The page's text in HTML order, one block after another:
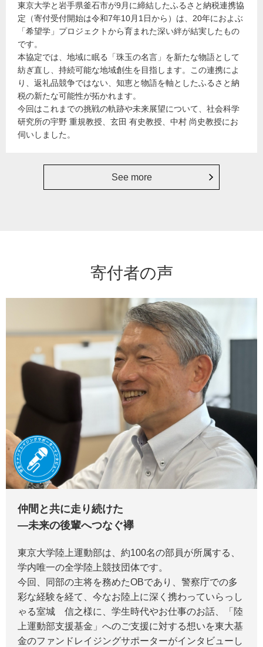
東京大学と岩手県釜石市が9月に締結したふるさと納税連携協
定（寄付受付開始は令和7年10月1日から）は、20年におよぶ
「希望学」プロジェクトから育まれた深い絆が結実したもの
です。
本協定では、地域に眠る「珠玉の名言」を新たな物語として
紡ぎ直し、持続可能な地域創生を目指します。この連携によ
り、返礼品競争ではない、知恵と物語を軸としたふるさと納
税の新たな可能性が拓かれます。
今回はこれまでの挑戦の軌跡や未来展望について、社会科学
研究所の宇野 重規教授、玄田 有史教授、中村 尚史教授にお
伺いしました。
See more
寄付者の声
仲間と共に走り続けた
―未来の後輩へつなぐ襷
東京大学陸上運動部は、約100名の部員が所属する、
学内唯一の全学陸上競技団体です。
今回、同部の主将を務めたOBであり、警察庁での多
彩な経験を経て、今なお陸上に深く携わっていらっし
ゃる室城 信之様に、学生時代やお仕事のお話、「陸
上運動部支援基金」へのご支援に対する想いを東大基
金のファンドレイジングサポーターがインタビューし